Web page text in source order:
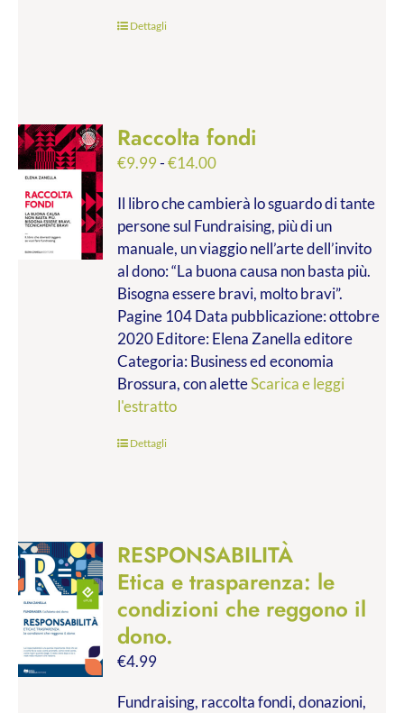
Dettagli
Raccolta fondi
€9.99-€14.00Fascia
prezzo:
da
€9.99
a
€14.00
Il libro che cambierà lo sguardo di tante
persone sul Fundraising, più di un
manuale, un viaggio nell’arte dell’invito
al dono: “La buona causa non basta più.
Bisogna essere bravi, molto bravi”.
Pagine 104 Data pubblicazione: ottobre
2020 Editore: Elena Zanella editore
Categoria: Business ed economia
Brossura, con aletteScarica e leggi
l'estratto
Dettagli
RESPONSABILITÀ
Etica e trasparenza: le
condizioni che reggono il
dono.
€4.99
Fundraising, raccolta fondi, donazioni,